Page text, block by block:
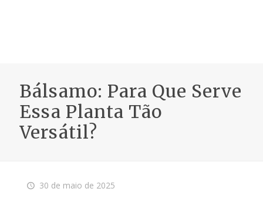
Bálsamo: Para Que Serve
Essa Planta Tão
Versátil?
30 de maio de 2025